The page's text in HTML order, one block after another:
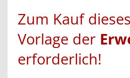
Zum Kauf
Vorlage der
erforderlich!